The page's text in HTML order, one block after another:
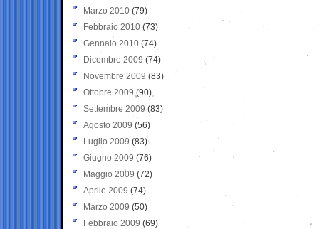
Marzo 2010 (79)
Febbraio 2010 (73)
Gennaio 2010 (74)
Dicembre 2009 (74)
Novembre 2009 (83)
Ottobre 2009 (90)
Settembre 2009 (83)
Agosto 2009 (56)
Luglio 2009 (83)
Giugno 2009 (76)
Maggio 2009 (72)
Aprile 2009 (74)
Marzo 2009 (50)
Febbraio 2009 (69)